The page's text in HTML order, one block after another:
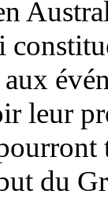
aux
leur
du